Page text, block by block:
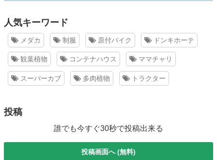
人気キーワード
メダカ 制服 原付バイク ドンキホーテ
観葉植物 コンテナハウス ママチャリ
スーパーカブ 多肉植物 トラクター
投稿
誰でも今すぐ30秒で投稿出来る
投稿画面へ (無料)